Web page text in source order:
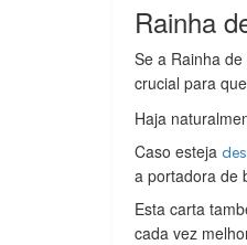
Rainha
Se a Rainha
crucial para
Haja
Caso esteja
a portadora de
Esta carta
cada vez